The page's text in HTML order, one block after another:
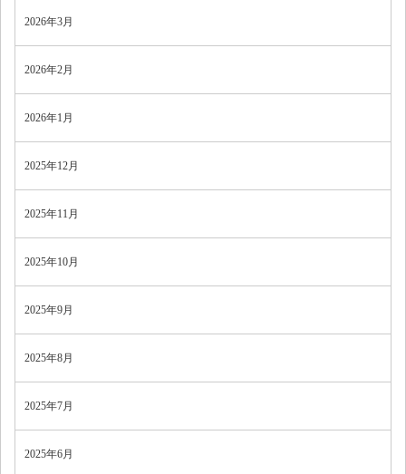
2026年3月
2026年2月
2026年1月
2025年12月
2025年11月
2025年10月
2025年9月
2025年8月
2025年7月
2025年6月